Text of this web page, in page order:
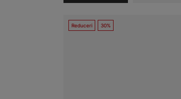
Reduceri 30%